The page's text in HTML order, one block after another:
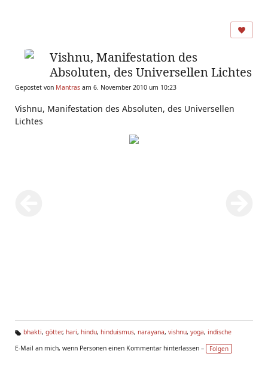
Vishnu, Manifestation des
Absoluten, des Universellen Lichtes
Gepostet von Mantras am 6. November 2010 um 10:23
Vishnu, Manifestation des Absoluten, des Universellen
Lichtes
g
bhakti, götter, hari, hindu, hinduismus, narayana, vishnu, yoga, indische
E-Mail an mich, wenn Personen einen Kommentar hinterlassen –
Folgen